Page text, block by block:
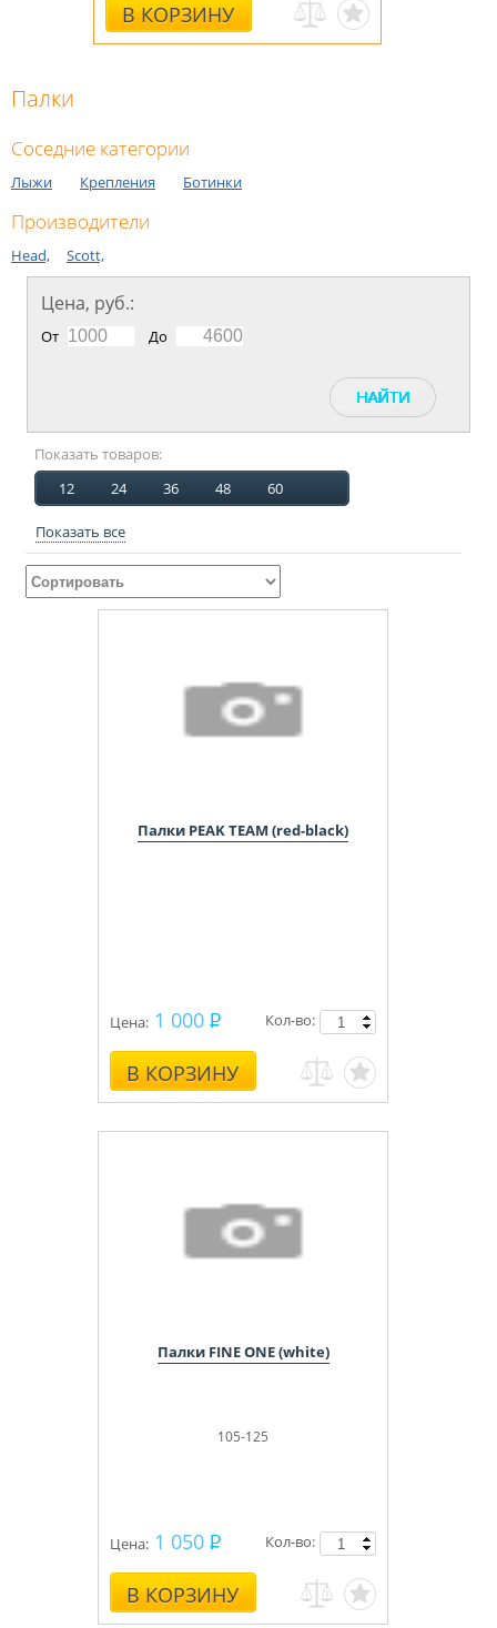
В КОРЗИНУ
Палки
Соседние категории
Лыжи Крепления Ботинки
Производители
Head, Scott,
Цена, руб.:
От До
Показать товаров:
12
24 36 48 60
Показать все
Палки PEAK TEAM (red-black)
Цена: 1 000
В КОРЗИНУ
Кол-во:
Палки FINE ONE (white)
105-125
Цена: 1 050
В КОРЗИНУ
Кол-во: